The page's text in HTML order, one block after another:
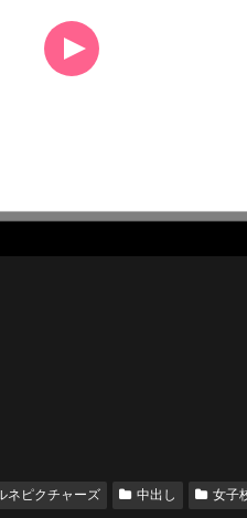
ネピクチャーズ 中出し 女子